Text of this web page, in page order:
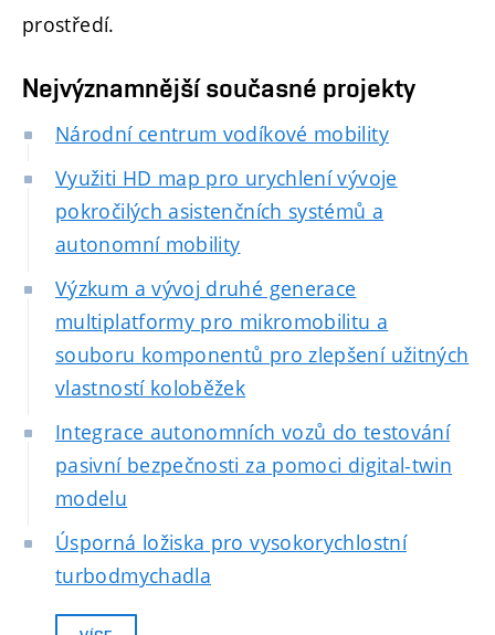
prostředí.
Nejvýznamnější současné projekty
Národní centrum vodíkové mobility
Využiti HD map pro urychlení vývoje
pokročilých asistenčních systémů a
autonomní mobility
Výzkum a vývoj druhé generace
multiplatformy pro mikromobilitu a
souboru komponentů pro zlepšení užitných
vlastností koloběžek
Integrace autonomních vozů do testování
pasivní bezpečnosti za pomoci digital-twin
modelu
Úsporná ložiska pro vysokorychlostní
turbodmychadla